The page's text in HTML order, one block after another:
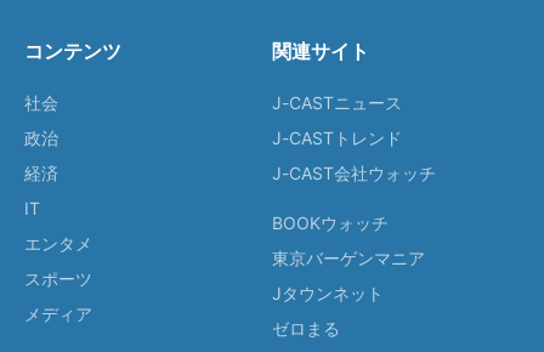
コンテンツ
社会
政治
経済
IT
エンタメ
スポーツ
メディア
関連サイト
J-CASTニュース
J-CASTトレンド
J-CAST会社ウォッチ
BOOKウォッチ
東京バーゲンマニア
Jタウンネット
ゼロまる